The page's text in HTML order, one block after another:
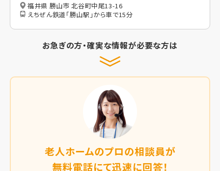
福井県 勝山市 北谷町中尾13-16
えちぜん鉄道「勝山駅」から車で15分
お急ぎの方・確実な情報が必要な方は
老人ホームのプロの相談員が
無料電話にて迅速に回答！